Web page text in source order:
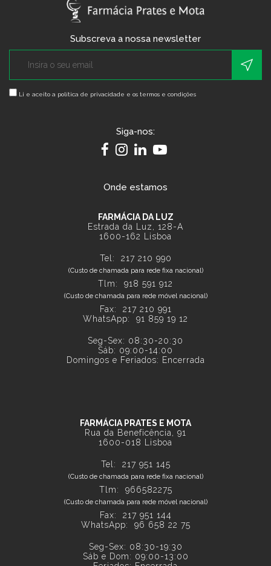
Subscreva a nossa newsletter
Li e aceito a política de privacidade e os termos e condições
Siga-nos:
Onde estamos
FARMÁCIA DA LUZ
Estrada da Luz, 128-A
1600-162 Lisboa
Tel: 217 210 990
(Custo de chamada para rede fixa nacional)
Tlm: 918 591 912
(Custo de chamada para rede móvel nacional)
Fax: 217 210 991
WhatsApp: 91 859 19 12
Seg-Sex: 08:30-20:30
Sáb: 09:00-14:00
Domingos e Feriados: Encerrada
FARMÁCIA PRATES E MOTA
Rua da Beneficência, 91
1600-018 Lisboa
Tel: 217 951 145
(Custo de chamada para rede fixa nacional)
Tlm: 966582275
(Custo de chamada para rede móvel nacional)
Fax: 217 951 144
WhatsApp: 96 658 22 75
Seg-Sex: 08:30-19:30
Sáb e Dom: 09:00-13:00